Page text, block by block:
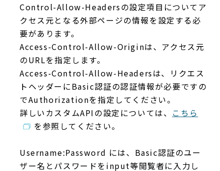
Control-Allow-Headersの設定項目についてア
クセス元となる外部ページの情報を設定する必
要があります。
Access-Control-Allow-Originは、アクセス元
のURLを指定します。
Access-Control-Allow-Headersは、リクエス
トヘッダーにBasic認証の認証情報が必要ですの
でAuthorizationを指定してください。
詳しいカスタムAPIの設定については、 こちら
を参照してください。
Username:Password には、Basic認証のユー
ザー名とパスワードをinput等閲覧者に入力し